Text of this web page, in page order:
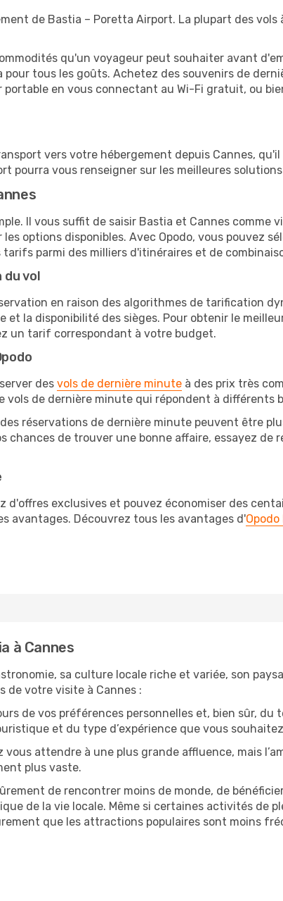
de Bastia – Poretta Airport. La plupart des
qu'un voyageur peut souhaiter avant
tous les goûts. Achetez des souvenirs de
en vous connectant au Wi-Fi gratuit, ou
vers votre hébergement depuis Cannes,
pourra vous renseigner sur les meilleures
Il vous suffit de saisir Bastia et Cannes comme
options disponibles. Avec Opodo, vous pouvez
parmi des milliers d'itinéraires et de
vol
en raison des algorithmes de tarification
la disponibilité des sièges. Pour obtenir le
un tarif correspondant à votre budget.
des vols de dernière minute à des prix très
vols de dernière minute qui répondent à différents
réservations de dernière minute peuvent être
chances de trouver une bonne affaire, essayez de
d'offres exclusives et pouvez économiser des
avantages. Découvrez tous les avantages d'Opodo
à Cannes
sa culture locale riche et variée, son
de votre visite à Cannes :
de vos préférences personnelles et, bien sûr, du
et du type d’expérience que vous
attendre à une plus grande affluence, mais
plus vaste.
de rencontrer moins de monde, de
de la vie locale. Même si certaines activités de
que les attractions populaires sont moins